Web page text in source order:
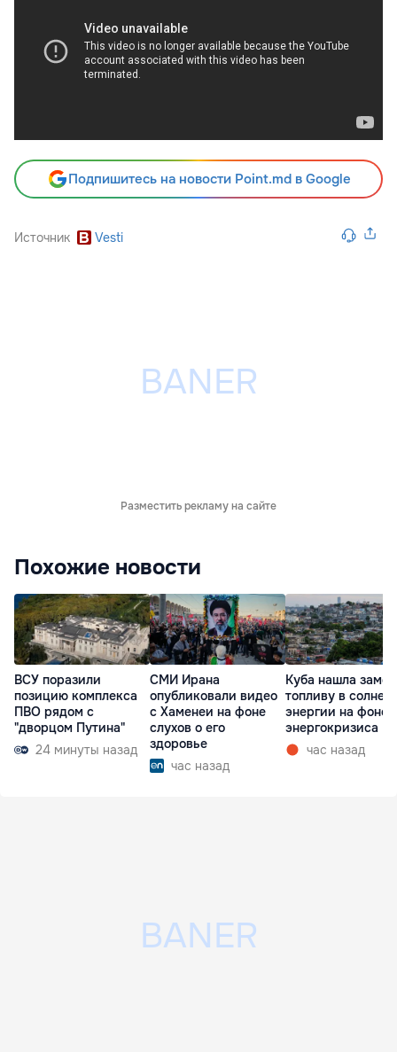
Подпишитесь на новости Point.md в Google
Источник Vesti
Разместить рекламу на сайте
Похожие новости
ВСУ поразили
позицию комплекса
ПВО рядом с
"дворцом Путина"
24 минуты назад
СМИ Ирана
опубликовали видео
с Хаменеи на фоне
слухов о его
здоровье
час назад
Куба нашла
топливу в
энергии на фоне
энергокризиса
час назад